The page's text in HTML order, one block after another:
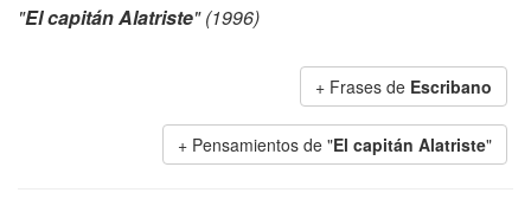
"El capitán Alatriste" (1996)
+ Frases de Escribano
+ Pensamientos de "El capitán Alatriste"